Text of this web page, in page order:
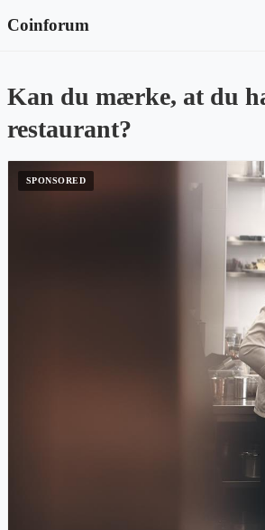
Coinforum
Kan du mærke, at du
restaurant?